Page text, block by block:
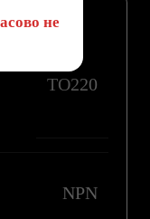
TO220
NPN
не